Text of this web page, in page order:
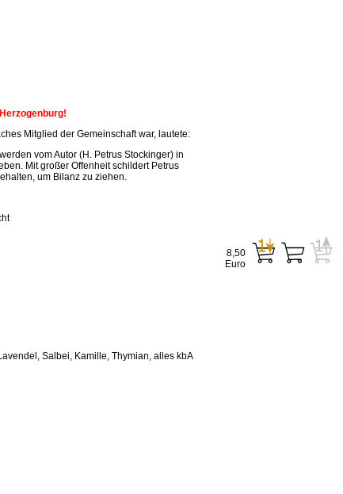
Mitglied der Gemeinschaft war, lautete:
vom Autor (H. Petrus Stockinger) in
Mit großer Offenheit schildert Petrus
um Bilanz zu ziehen.
Salbei, Kamille, Thymian, alles kbA
8,50
Euro